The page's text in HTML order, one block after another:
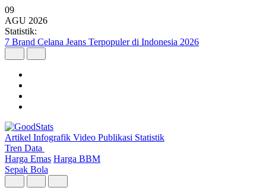
09
AGU 2026
Statistik:
Wilayah dengan Pertumbuhan Ekonomi Tertinggi Triwulan II 2026
Artikel Infografik Video Publikasi Statistik
Tren Data
Harga Emas Harga BBM
Sepak Bola